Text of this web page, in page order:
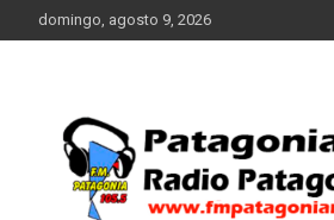
al
domingo, agosto 9, 2026